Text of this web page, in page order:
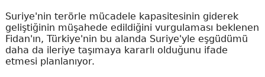
Suriye'nin terörle mücadele kapasitesinin giderek
geliştiğinin müşahede edildiğini vurgulaması beklenen
Fidan'ın, Türkiye'nin bu alanda Suriye'yle eşgüdümü
daha da ileriye taşımaya kararlı olduğunu ifade
etmesi planlanıyor.